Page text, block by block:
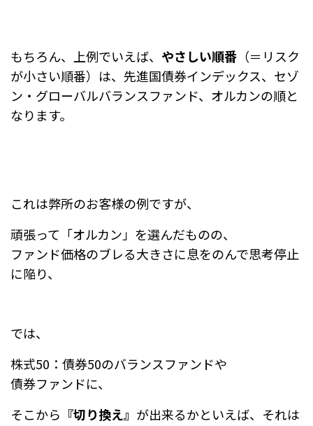
もちろん、上例でいえば、 やさしい順番 （＝リスク
が小さい順番）は、先進国債券インデックス、セゾ
ン・グローバルバランスファンド、オルカンの順と
なります。
これは弊所のお客様の例ですが、
頑張って「オルカン」を選んだものの、
ファンド価格のブレる大きさに息をのんで思考停止
に陥り、
では、
株式50：債券50のバランスファンドや
債券ファンドに、
そこから 『切り換え』 が出来るかといえば、それは